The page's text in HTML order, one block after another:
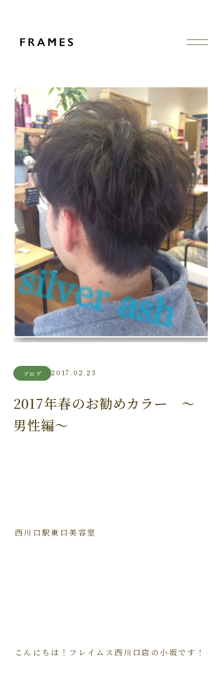
ブログ 2017.02.23
2017年春のお勧めカラー ～
男性編～
西川口駅東口美容室
こんにちは！フレイムス西川口店の小坂です！